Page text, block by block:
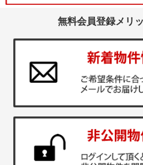
無料会員登録メリ